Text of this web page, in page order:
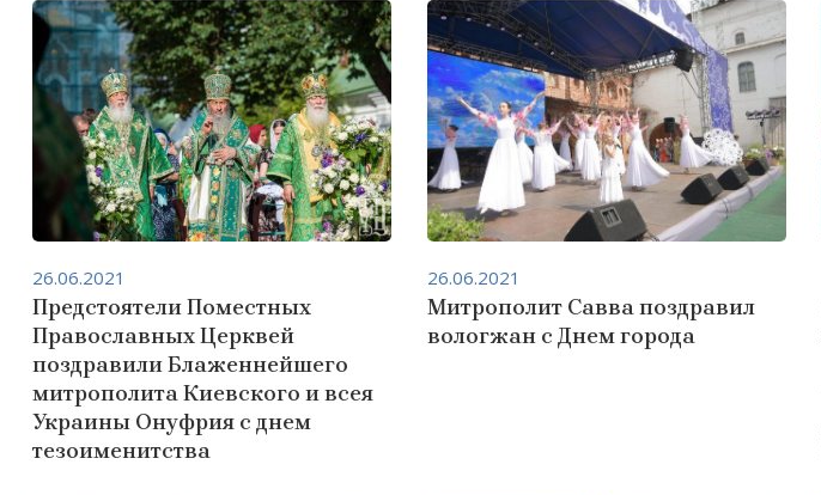
Предстоятели Поместных
Православных Церквей
поздравили Блаженнейшего
митрополита Киевского и всея
Украины Онуфрия с днем
тезоименитства
26.06.2021
Митрополит Савва поздравил
вологжан с Днем города
26.06.2021